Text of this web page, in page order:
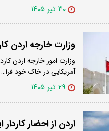
۳۰ تیر ۱۴۰۵
وزارت خارجه اردن
وزارت امور خارجه اردن
آمریکایی در خاک خود فرا…
۲۹ تیر ۱۴۰۵
اردن از احضار کاردار